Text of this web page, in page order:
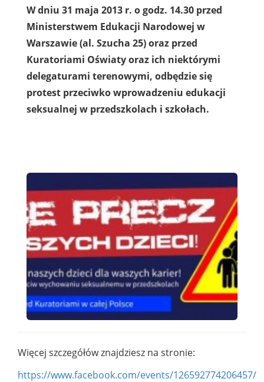
W dniu 31 maja 2013 r. o godz. 14.30 przed
Ministerstwem Edukacji Narodowej w
Warszawie (al. Szucha 25) oraz przed
Kuratoriami Oświaty oraz ich niektórymi
delegaturami terenowymi, odbędzie się
protest przeciwko wprowadzeniu edukacji
seksualnej w przedszkolach i szkołach.
Więcej szczegółów znajdziesz na stronie:
https://www.facebook.com/events/126592774206457/